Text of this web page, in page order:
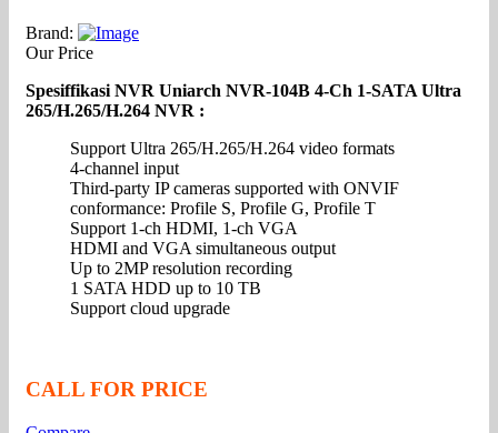
Brand:
Our Price
Spesiffikasi NVR Uniarch NVR-104B 4-Ch 1-SATA Ultra
265/H.265/H.264 NVR :
Support Ultra 265/H.265/H.264 video formats
4-channel input
Third-party IP cameras supported with ONVIF
conformance: Profile S, Profile G, Profile T
Support 1-ch HDMI, 1-ch VGA
HDMI and VGA simultaneous output
Up to 2MP resolution recording
1 SATA HDD up to 10 TB
Support cloud upgrade
CALL FOR PRICE